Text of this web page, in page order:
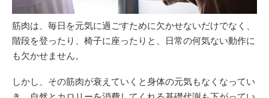
筋肉は、毎日を元気に過ごすために欠かせないだけでなく、
階段を登ったり、椅子に座ったりと、日常の何気ない動作に
も欠かせません。
しかし、その筋肉が衰えていくと身体の元気もなくなってい